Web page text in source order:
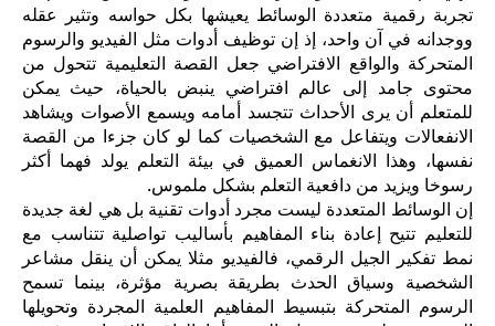
تجربة رقمية متعددة الوسائط يعيشها بكل حواسه وتثير عقله
ووجدانه في آن واحد، إذ إن توظيف أدوات مثل الفيديو والرسوم
المتحركة والواقع الافتراضي جعل القصة التعليمية تتحول من
محتوى جامد إلى عالم افتراضي ينبض بالحياة، حيث يمكن
للمتعلم أن يرى الأحداث تتجسد أمامه ويسمع الأصوات ويشاهد
الانفعالات ويتفاعل مع الشخصيات كما لو كان جزءا من القصة
نفسها، وهذا الانغماس العميق في بيئة التعلم يولد فهما أكثر
رسوخا ويزيد من دافعية التعلم بشكل ملموس.
إن الوسائط المتعددة ليست مجرد أدوات تقنية بل هي لغة جديدة
للتعليم تتيح إعادة بناء المفاهيم بأساليب تواصلية تتناسب مع
نمط تفكير الجيل الرقمي، فالفيديو مثلا يمكن أن ينقل مشاعر
الشخصية وسياق الحدث بطريقة بصرية مؤثرة، بينما تسمح
الرسوم المتحركة بتبسيط المفاهيم العلمية المجردة وتحويلها